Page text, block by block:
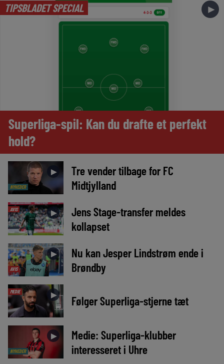
TIPSBLADET SPECIAL ►
Superliga-spil: Kan du drafte et perfekt
hold?
NYHEDER
►
Tre vender tilbage for FC
Midtjylland
AVIS ►
Jens Stage-transfer meldes
kollapset
AVIS
►
Nu kan Jesper Lindstrøm ende i
Brøndby
MEDIE ► Følger Superliga-stjerne tæt
NYHEDER
►
Medie: Superliga-klubber
interesseret i Uhre